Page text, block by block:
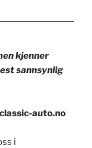
kjenner
sannsynlig
auto.no
i